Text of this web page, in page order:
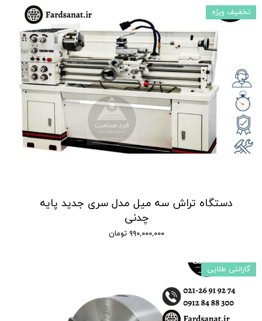
دستگاه تراش سه میل مدل سری جدید پایه
چدنی
۹۹۰,۰۰۰,۰۰۰ تومان
تخفیف ویژه
گارانتی طلایی